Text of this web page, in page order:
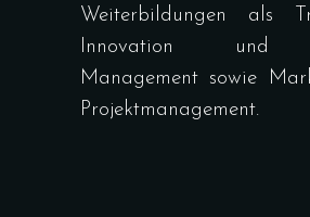
Weiterbildungen als
Innovation und
Management sowie
Projektmanagement.